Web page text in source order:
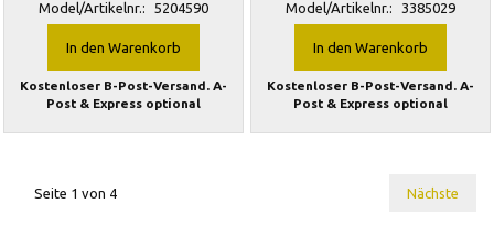
Model/Artikelnr.: 5204590
In den Warenkorb
Kostenloser B-Post-Versand. A-
Post & Express optional
Model/Artikelnr.: 3385029
In den Warenkorb
Kostenloser B-Post-Versand. A-
Post & Express optional
Seite 1 von 4 Nächste